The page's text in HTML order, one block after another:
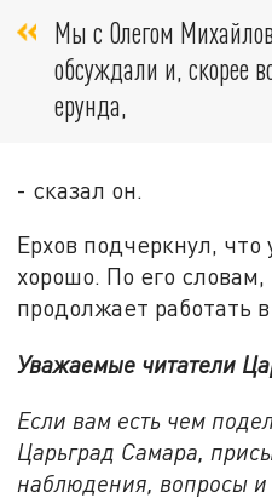
Мы с Олегом
обсуждали и, скорее
ерунда,
- сказал он.
Ерхов подчеркнул, что
хорошо. По его
продолжает работать
Уважаемые читатели
Если вам есть чем
Царьград Самара,
наблюдения, вопросы